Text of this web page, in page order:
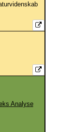
Analyse